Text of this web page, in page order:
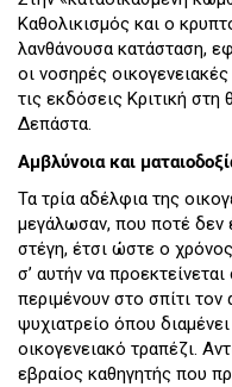
Καθολικισμός και ο
λανθάνουσα κατάσταση,
οι νοσηρές
τις εκδόσεις Κριτική
Δεπάστα.
Αμβλύνοια και
Τα τρία αδέλφια της
μεγάλωσαν, που ποτέ δεν
στέγη, έτσι ώστε ο
σ’ αυτήν να
περιμένουν στο σπίτι
ψυχιατρείο όπου
οικογενειακό τραπέζι.
εβραίος καθηγητής που